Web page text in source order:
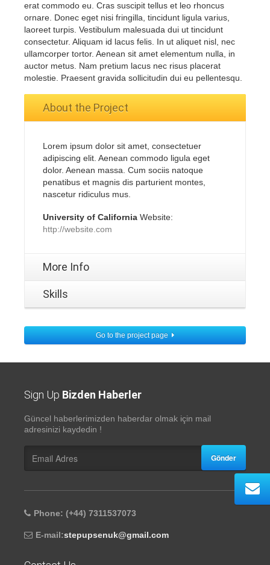
erat commodo eu. Cras suscipit tellus et leo rhoncus
ornare. Donec eget nisi fringilla, tincidunt ligula varius,
laoreet turpis. Vestibulum malesuada dui ut tincidunt
consectetur. Aliquam id lacus felis. In ut aliquet nisl, nec
ullamcorper tortor. Aenean sit amet elementum nulla, in
auctor metus. Nam pretium lacus nec risus placerat
molestie. Praesent gravida sollicitudin dui eu pellentesqu.
About the Project
Lorem ipsum dolor sit amet, consectetuer
adipiscing elit. Aenean commodo ligula eget
dolor. Aenean massa. Cum sociis natoque
penatibus et magnis dis parturient montes,
nascetur ridiculus mus.
University of California Website:
http://website.com
More Info
Skills
Go to the project page
Sign Up Bizden Haberler
Güncel haberlerimizden haberdar olmak için mail
adresinizi kaydedin !
Gönder
Phone: (+44) 7311537073
E-mail:stepupsenuk@gmail.com